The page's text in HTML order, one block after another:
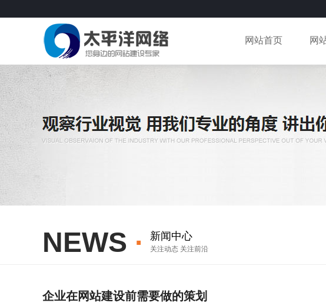
网站首页 网
NEWS · 新闻中心
关注动态 关注前沿
企业在网站建设前需要做的策划